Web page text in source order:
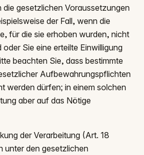
gesetzlichen Voraussetzungen
der Fall, wenn die
für die sie erhoben wurden, nicht
Sie eine erteilte Einwilligung
beachten Sie, dass bestimmte
Aufbewahrungspflichten
werden dürfen; in einem solchen
aber auf das Nötige
der Verarbeitung (Art. 18
unter den gesetzlichen